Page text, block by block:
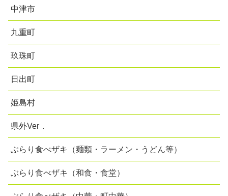
中津市
九重町
玖珠町
日出町
姫島村
県外Ver．
ぶらり食べザキ（麺類・ラーメン・うどん等）
ぶらり食べザキ（和食・食堂）